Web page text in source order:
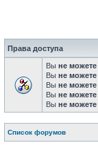
Права доступа
Вы не можете
Вы не можете
Вы не можете
Вы не можете
Вы не можете
Список форумов
Связаться с